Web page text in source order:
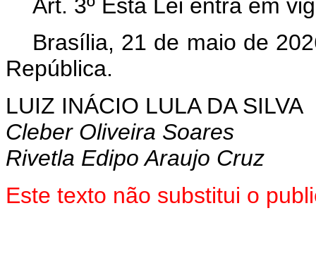
Art. 3º Esta Lei entra em
Brasília, 21 de maio de
República.
LUIZ INÁCIO LULA DA SILVA
Cleber Oliveira Soares
Rivetla Edipo Araujo Cruz
Este texto não substitui o